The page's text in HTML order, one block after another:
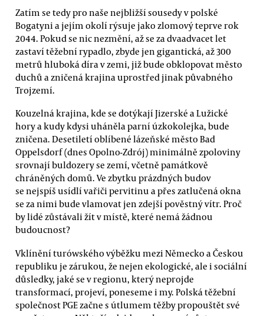
Zatím se tedy pro naše nejbližší sousedy v polské
Bogatyni a jejím okolí rýsuje jako zlomový teprve rok
2044. Pokud se nic nezmění, až se za dvaadvacet let
zastaví těžební rypadlo, zbyde jen gigantická, až 300
metrů hluboká díra v zemi, již bude obklopovat město
duchů a zničená krajina uprostřed jinak půvabného
Trojzemí.
Kouzelná krajina, kde se dotýkají Jizerské a Lužické
hory a kudy kdysi uháněla parní úzkokolejka, bude
zničena. Desetiletí oblíbené lázeňské město Bad
Oppelsdorf (dnes Opolno-Zdrój) minimálně zpoloviny
srovnají buldozery se zemí, včetně památkově
chráněných domů. Ve zbytku prázdných budov
se nejspíš usídlí vařiči pervitinu a přes zatlučená okna
se za nimi bude vlamovat jen zdejší pověstný vítr. Proč
by lidé zůstávali žít v místě, které nemá žádnou
budoucnost?
Vklínění turówského výběžku mezi Německo a Českou
republiku je zárukou, že nejen ekologické, ale i sociální
důsledky, jaké se v regionu, který neprojde
transformací, projeví, poneseme i my. Polská těžební
společnost PGE začne s útlumem těžby propouštět své